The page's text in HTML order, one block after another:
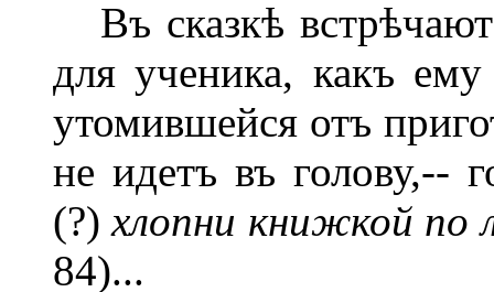
Въ сказкѣ
для ученика, какъ
утомившейся отъ
не идетъ въ голову,--
(?)хлопни книжкой по
84)...